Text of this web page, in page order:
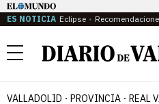
ES NOTICIA Eclipse
Menú
VALLADOLID PROVINCIA REAL